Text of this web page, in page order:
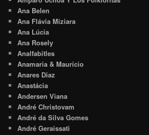
Ana Belen
Ana Flávia Miziara
Ana Lúcia
Ana Rosely
Analfabitles
Anamaria & Maurício
Anares Diaz
Anastácia
Andersen Viana
André Christovam
André da Silva Gomes
André Geraissati